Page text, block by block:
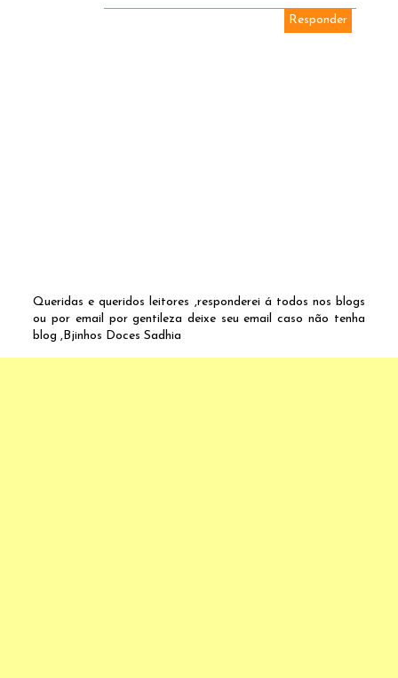
Responder
Queridas e queridos leitores ,responderei á todos nos blogs
ou por email por gentileza deixe seu email caso não tenha
blog ,Bjinhos Doces Sadhia